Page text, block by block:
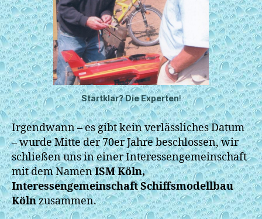
Startklar? Die Experten!
Irgendwann – es gibt kein verlässliches Datum
– wurde Mitte der 70er Jahre beschlossen, wir
schließen uns in einer Interessengemeinschaft
mit dem NamenISM Köln,
Interessengemeinschaft Schiffsmodellbau
Kölnzusammen.